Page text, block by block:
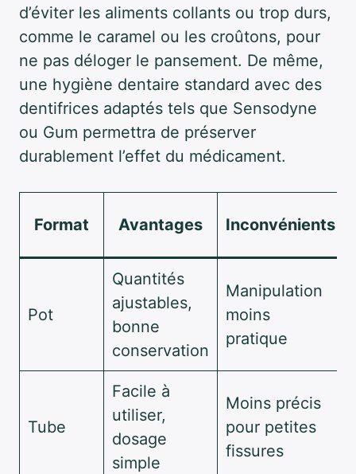
d’éviter les aliments collants ou trop durs,
comme le caramel ou les croûtons, pour
ne pas déloger le pansement. De même,
une hygiène dentaire standard avec des
dentifrices adaptés tels que Sensodyne
ou Gum permettra de préserver
durablement l’effet du médicament.
Format Avantages Inconvénients
Pot
Quantités
ajustables,
bonne
conservation
Manipulation
moins
pratique
Tube
Facile à
utiliser,
dosage
simple
Moins précis
pour petites
fissures